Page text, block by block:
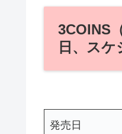
3COINS
日、ス
発売日